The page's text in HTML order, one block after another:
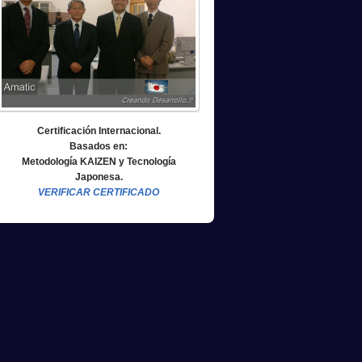
Certificación Internacional.
Basados en:
Metodología KAIZEN y Tecnología
Japonesa.
VERIFICAR CERTIFICADO